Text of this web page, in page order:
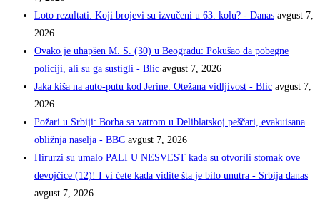
Loto rezultati: Koji brojevi su izvučeni u 63. kolu? - Danas avgust 7,
2026
Ovako je uhapšen M. S. (30) u Beogradu: Pokušao da pobegne
policiji, ali su ga sustigli - Blic avgust 7, 2026
Jaka kiša na auto-putu kod Jerine: Otežana vidljivost - Blic avgust 7,
2026
Požari u Srbiji: Borba sa vatrom u Deliblatskoj peščari, evakuisana
obližnja naselja - BBC avgust 7, 2026
Hirurzi su umalo PALI U NESVEST kada su otvorili stomak ove
devojčice (12)! I vi ćete kada vidite šta je bilo unutra - Srbija danas
avgust 7, 2026